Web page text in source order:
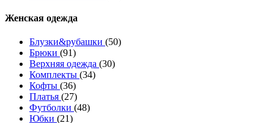
Женская одежда
Блузки&рубашки (50)
Брюки (91)
Верхняя одежда (30)
Комплекты (34)
Кофты (36)
Платья (27)
Футболки (48)
Юбки (21)